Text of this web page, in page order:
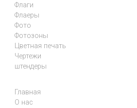
Флаги
Флаеры
Фото
Фотозоны
Цветная печать
Чертежи
штендеры
Главная
О нас